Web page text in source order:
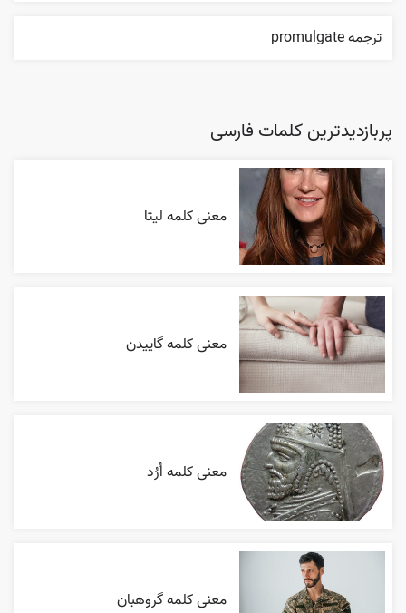
ترجمه promulgate
پربازدیدترین کلمات فارسی
معنی کلمه لیتا
معنی کلمه گاییدن
معنی کلمه اُرُد
معنی کلمه گروهبان